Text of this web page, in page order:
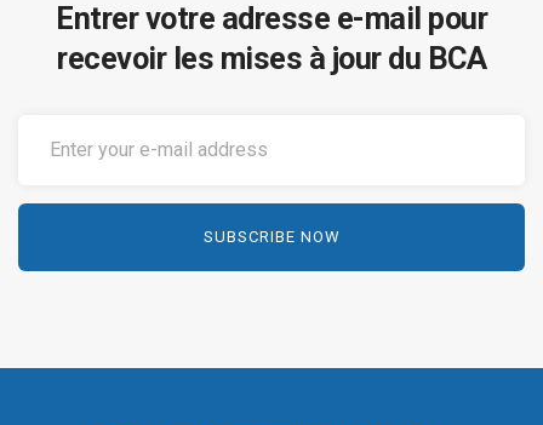
Entrer votre adresse e-mail pour
recevoir les mises à jour du BCA